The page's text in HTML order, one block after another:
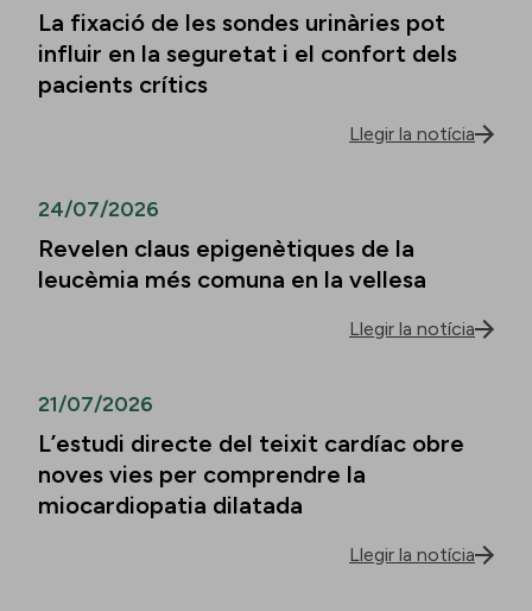
La fixació de les sondes urinàries pot
influir en la seguretat i el confort dels
pacients crítics
Llegir la notícia
24/07/2026
Revelen claus epigenètiques de la
leucèmia més comuna en la vellesa
Llegir la notícia
21/07/2026
L’estudi directe del teixit cardíac obre
noves vies per comprendre la
miocardiopatia dilatada
Llegir la notícia